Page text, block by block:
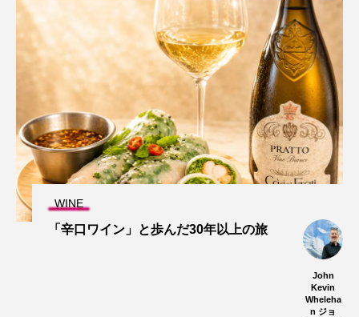
WINE
「辛口ワイン」と歩んだ30年以上の旅
John
Kevin
Wheleha
n ジョ